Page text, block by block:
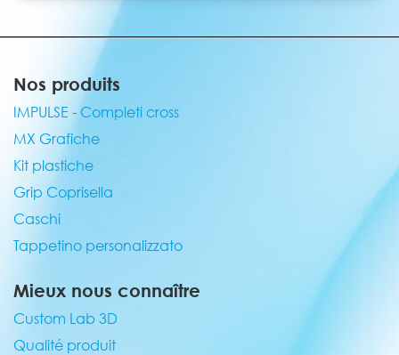
Nos produits
IMPULSE - Completi cross
MX Grafiche
Kit plastiche
Grip Coprisella
Caschi
Tappetino personalizzato
Mieux nous connaître
Custom Lab 3D
Qualité produit